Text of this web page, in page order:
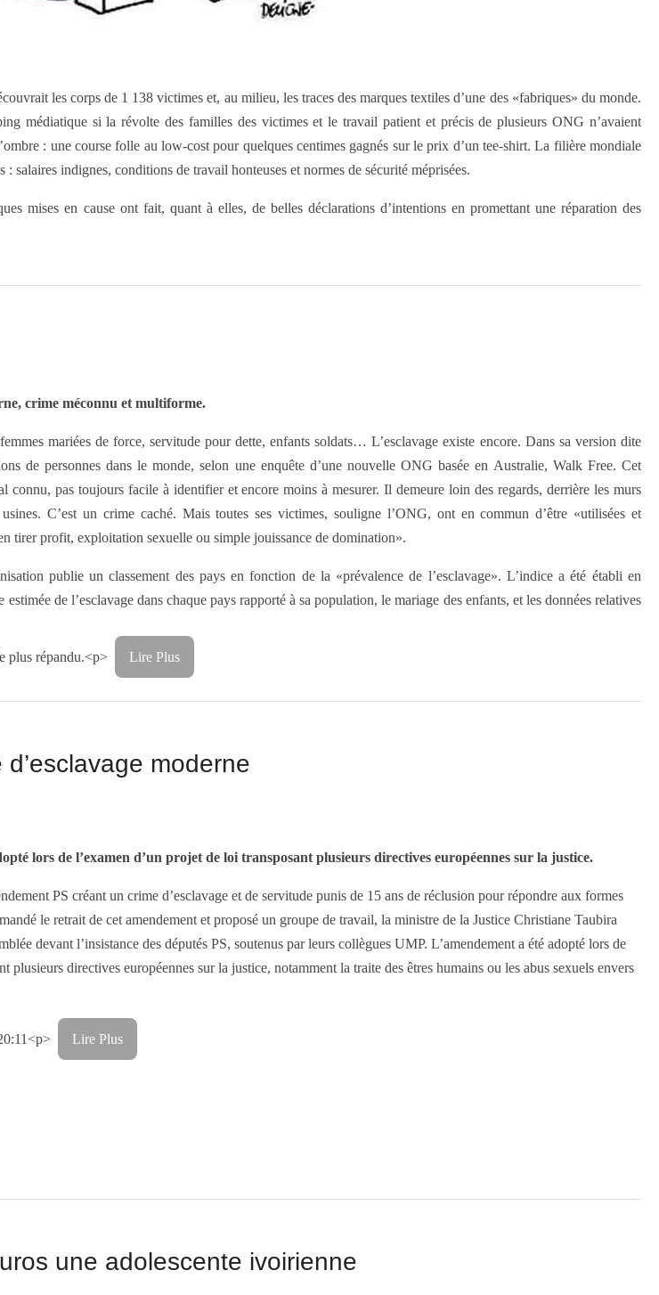
les corps de 1 138 victimes et, au milieu, les traces des marques textiles d’une des «fabriques» du monde.
médiatique si la révolte des familles des victimes et le travail patient et précis de plusieurs ONG n’avaient
: une course folle au low-cost pour quelques centimes gagnés sur le prix d’un tee-shirt. La filière mondiale
indignes, conditions de travail honteuses et normes de sécurité méprisées.
mises en cause ont fait, quant à elles, de belles déclarations d’intentions en promettant une réparation des
crime méconnu et multiforme.
mariées de force, servitude pour dette, enfants soldats… L’esclavage existe encore. Dans sa version dite
de personnes dans le monde, selon une enquête d’une nouvelle ONG basée en Australie, Walk Free. Cet
connu, pas toujours facile à identifier et encore moins à mesurer. Il demeure loin des regards, derrière les murs
C’est un crime caché. Mais toutes ses victimes, souligne l’ONG, ont en commun d’être «utilisées et
tirer profit, exploitation sexuelle ou simple jouissance de domination».
publie un classement des pays en fonction de la «prévalence de l’esclavage». L’indice a été établi en
de l’esclavage dans chaque pays rapporté à sa population, le mariage des enfants, et les données relatives
plus répandu.<p> Lire Plus
moderne
lors de l’examen d’un projet de loi transposant plusieurs directives européennes sur la justice.
PS créant un crime d’esclavage et de servitude punis de 15 ans de réclusion pour répondre aux formes
le retrait de cet amendement et proposé un groupe de travail, la ministre de la Justice Christiane Taubira
devant l’insistance des députés PS, soutenus par leurs collègues UMP. L’amendement a été adopté lors de
plusieurs directives européennes sur la justice, notamment la traite des êtres humains ou les abus sexuels envers
<p> Lire Plus
une adolescente ivoirienne